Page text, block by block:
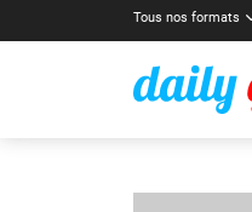
Tous nos formats